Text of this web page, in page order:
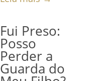
Fui Preso:
Posso
Perder a
Guarda do